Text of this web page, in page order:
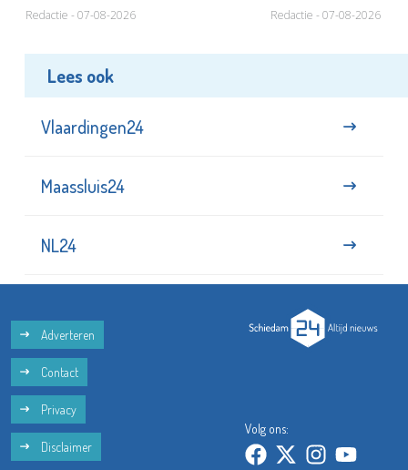
Redactie - 07-08-2026 Redactie - 07-08-2026
Lees ook
Vlaardingen24
Maassluis24
NL24
Adverteren
Contact
Privacy
Disclaimer
Volg ons: